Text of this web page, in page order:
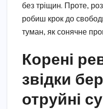
без тріщин. Проте,
робиш крок до
туман, як сонячне
Корені
звідки
отруйні